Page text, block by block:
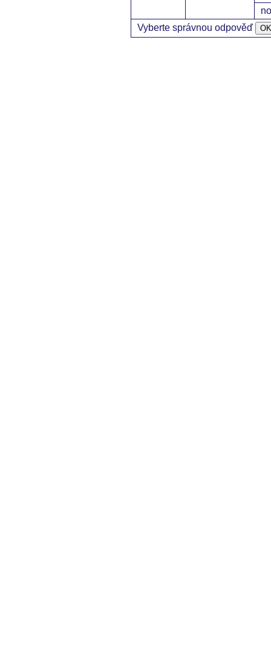
Vyberte správnou odpověď